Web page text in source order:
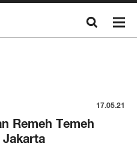
17.05.21
Remeh Temeh